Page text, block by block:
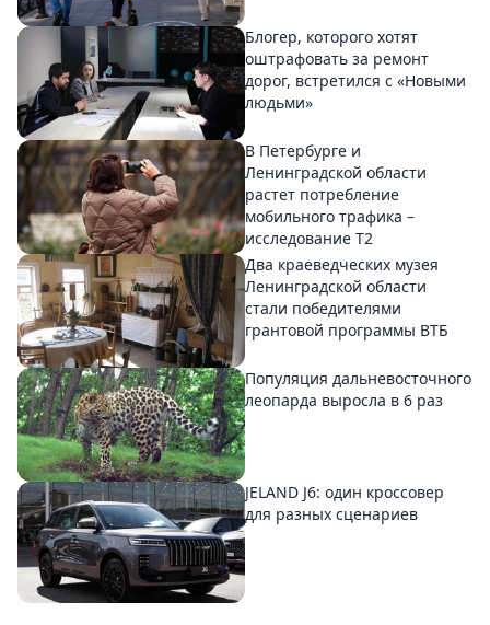
Блогер, которого хотят
оштрафовать за ремонт
дорог, встретился с «Новыми
людьми»
В Петербурге и
Ленинградской области
растет потребление
мобильного трафика –
исследование T2
Два краеведческих музея
Ленинградской области
стали победителями
грантовой программы ВТБ
Популяция дальневосточного
леопарда выросла в 6 раз
JELAND J6: один кроссовер
для разных сценариев